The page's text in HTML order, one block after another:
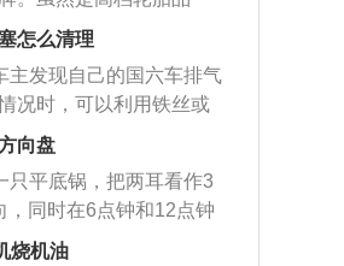
端的轮胎都有生产，这
开拓市场。
怎么清理
主发现自己的国六车排气
况时，可以利用铁丝或
将杂物给取出来，如果
重，也可以采取应急措
直接利用木棍将所有的
里面的位置处，然后将
开，就可以将堵塞的东
向盘
只平底锅，把两耳看作3
，同时在6点钟和12点钟
。 <&list>2、双手握住
烧机油